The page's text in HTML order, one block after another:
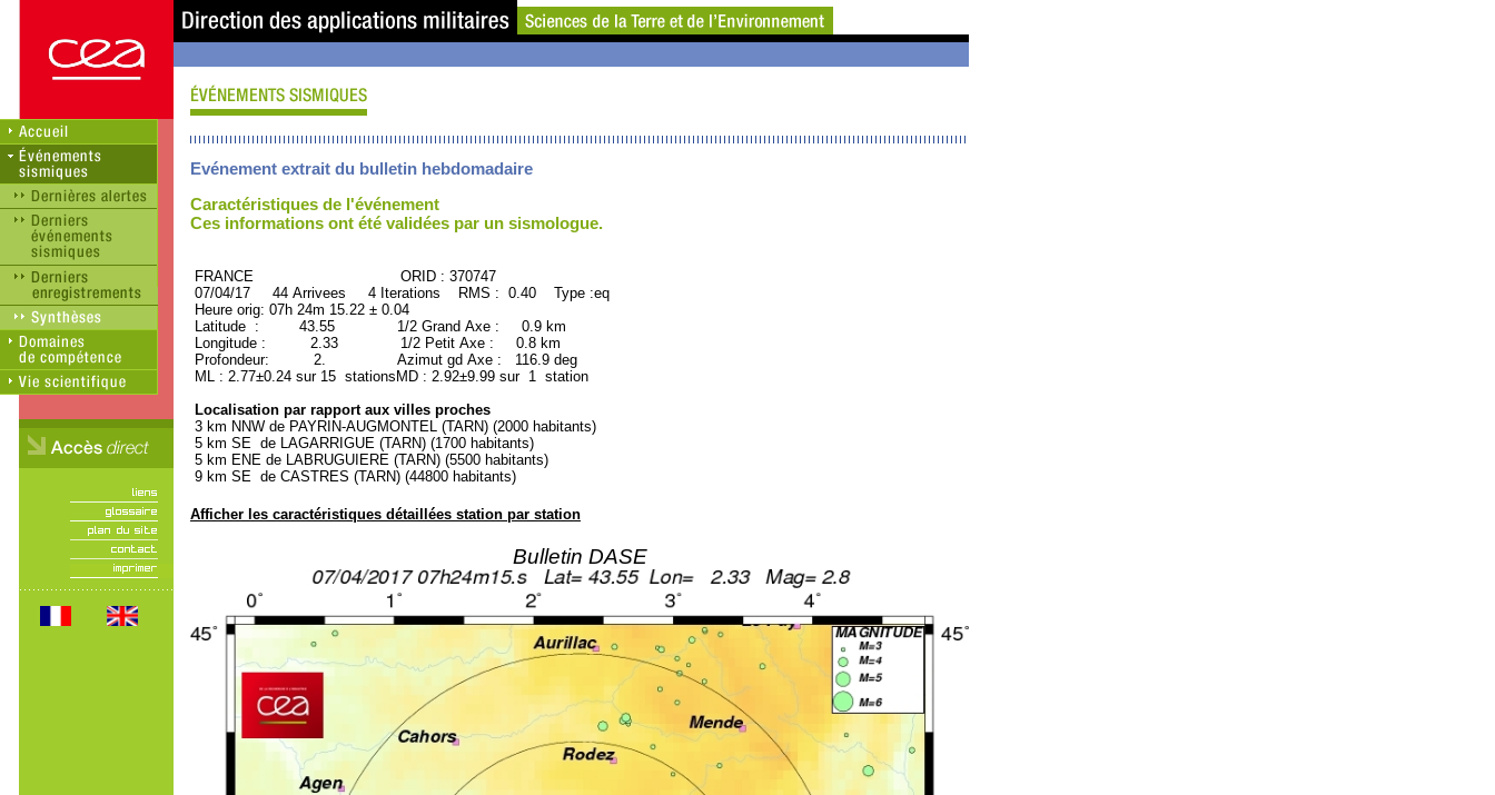
Evénement extrait du bulletin hebdomadaire
Caractéristiques de l'événement
Ces informations ont été validées par un sismologue.
FRANCE ORID : 370747
07/04/17 44 Arrivees 4 Iterations RMS : 0.40 Type :eq
Heure orig: 07h 24m 15.22 ± 0.04
Latitude : 43.55 1/2 Grand Axe : 0.9 km
Longitude : 2.33 1/2 Petit Axe : 0.8 km
Profondeur: 2. Azimut gd Axe : 116.9 deg
ML : 2.77±0.24 sur 15 stationsMD : 2.92±9.99 sur 1 station
Localisation par rapport aux villes proches
3 km NNW de PAYRIN-AUGMONTEL (TARN) (2000 habitants)
5 km SE de LAGARRIGUE (TARN) (1700 habitants)
5 km ENE de LABRUGUIERE (TARN) (5500 habitants)
9 km SE de CASTRES (TARN) (44800 habitants)
Afficher les caractéristiques détaillées station par station
Bulletin DASE